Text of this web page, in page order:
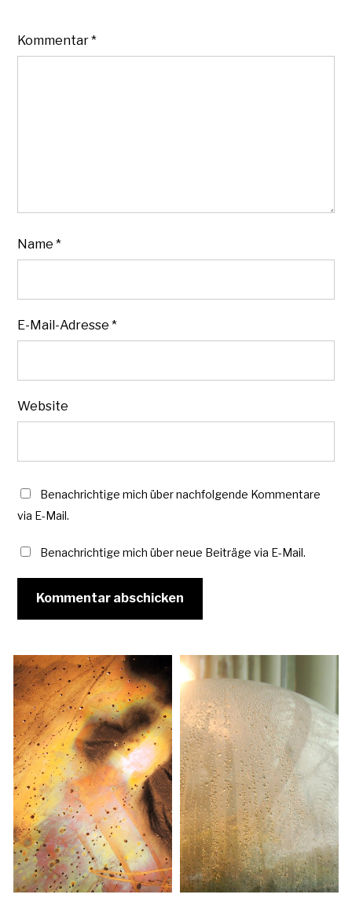
Kommentar*
Name*
E-Mail-Adresse*
Website
Benachrichtige mich über nachfolgende Kommentare
via E-Mail.
Benachrichtige mich über neue Beiträge via E-Mail.